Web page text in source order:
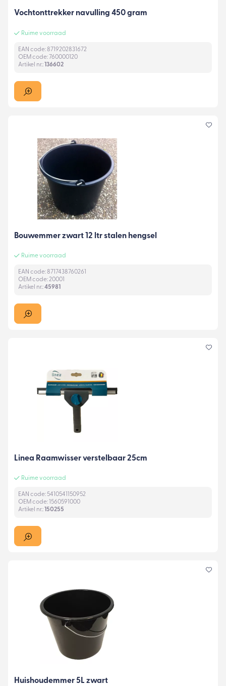
Vochtonttrekker navulling 450 gram
Ruime voorraad
EAN code: 8719202831672
OEM code: 760000120
Artikel nr.:136602
Bouwemmer zwart 12 ltr stalen hengsel
Ruime voorraad
EAN code: 8717438760261
OEM code: 20001
Artikel nr.:45981
Linea Raamwisser verstelbaar 25cm
Ruime voorraad
EAN code: 5410541150952
OEM code: 1560591000
Artikel nr.: 150255
Huishoudemmer 5L zwart